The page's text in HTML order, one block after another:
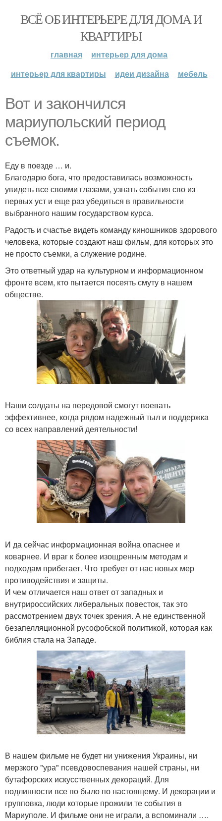
ВСЁ ОБ ИНТЕРЬЕРЕ ДЛЯ ДОМА И
КВАРТИРЫ
главная
интерьер для дома
интерьер для квартиры
идеи дизайна мебель
Вот и закончился
мариупольский период
съемок.
Еду в поезде … и.
Благодарю бога, что предоставилась возможность
увидеть все своими глазами, узнать события сво из
первых уст и еще раз убедиться в правильности
выбранного нашим государством курса.
Радость и счастье видеть команду киношников здорового
человека, которые создают наш фильм, для которых это
не просто съемки, а служение родине.
Это ответный удар на культурном и информационном
фронте всем, кто пытается посеять смуту в нашем
обществе.
Наши солдаты на передовой смогут воевать
эффективнее, когда рядом надежный тыл и поддержка
со всех направлений деятельности!
И да сейчас информационная война опаснее и
коварнее. И враг к более изощренным методам и
подходам прибегает. Что требует от нас новых мер
противодействия и защиты.
И чем отличается наш ответ от западных и
внутрироссийских либеральных повесток, так это
рассмотрением двух точек зрения. А не единственной
безапелляционной русофобской политикой, которая как
библия стала на Западе.
В нашем фильме не будет ни унижения Украины, ни
мерзкого "ура" псевдовоспевания нашей страны, ни
бутафорских искусственных декораций. Для
подлинности все по было по настоящему. И декорации и
групповка, люди которые прожили те события в
Мариуполе. И фильме они не играли, а вспоминали ….